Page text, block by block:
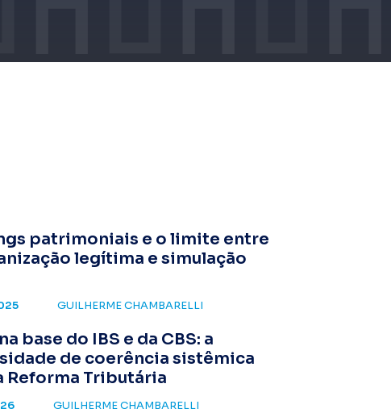
patrimoniais e o limite entre
legítima e simulação
GUILHERME CHAMBARELLI
base do IBS e da CBS: a
de coerência sistêmica
Reforma Tributária
GUILHERME CHAMBARELLI